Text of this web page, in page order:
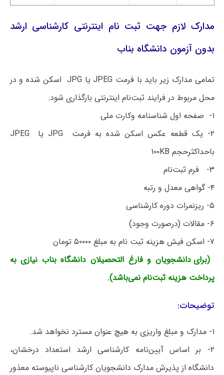
مدارک لازم جهت ثبت نام اینترنتی کارشناسی ارشد
بدون آزمون دانشگاه بناب
تمامی مدارک زیر باید با فرمت JPEG یا JPG اسکن شده و در
محل مربوط در فرایند ثبت‌نام اینترنتی بارگذاری شود:
۱- صفحه اول شناسنامه وکارت ملی
۲- یک قطعه عکس اسکن شده به فرمت JPG یا JPEG
باحداکثرحجم ۱۰۰KB
۳- فرم ثبت‌نام
۴- گواهی معدل و رتبه
۵- ریزنمرات دوره کارشناسی
۶- مقالات (درصورت وجود)
۷- اسکن فیش هزینه ثبت نام به مبلغ ۵۰۰۰۰ تومان
(برای دانشجویان و فارغ التحصیلان دانشگاه بناب نیازی به
پرداخت هزینه ثبت‌نام نمی‌باشد).
توضیحات:
۱- مدارک و مبلغ واریزی به هیچ عنوان مسترد نخواهد شد.
۲- بر اساس آیین‌نامه کارشناسی ارشد استعداد درخشان،
دانشگاه از پذیرش مدارک دانشجویان کارشناسی ناپیوسته معذور